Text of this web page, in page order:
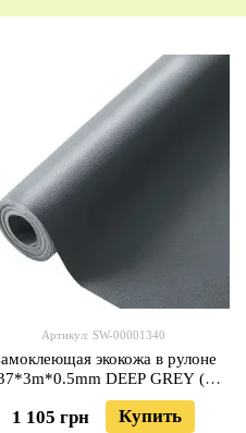
Артикул: SW-00001340
экокожа в рулоне
DEEP GREY (D)
SW-00001340
1 105 грн Купить